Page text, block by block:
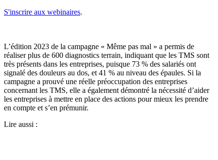
S'inscrire aux webinaires.
L’édition 2023 de la campagne « Même pas mal » a permis de
réaliser plus de 600 diagnostics terrain, indiquant que les TMS sont
très présents dans les entreprises, puisque 73 % des salariés ont
signalé des douleurs au dos, et 41 % au niveau des épaules. Si la
campagne a prouvé une réelle préoccupation des entreprises
concernant les TMS, elle a également démontré la nécessité d’aider
les entreprises à mettre en place des actions pour mieux les prendre
en compte et s’en prémunir.
Lire aussi :